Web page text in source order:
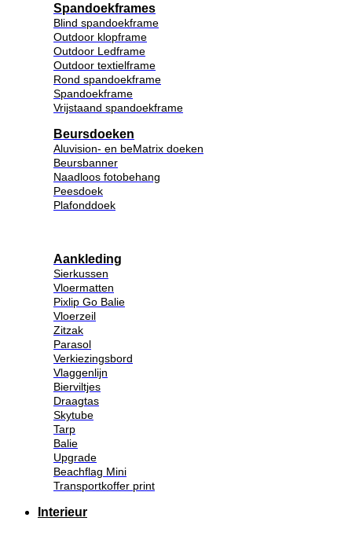
Spandoekframes
Blind spandoekframe
Outdoor klopframe
Outdoor Ledframe
Outdoor textielframe
Rond spandoekframe
Spandoekframe
Vrijstaand spandoekframe
Beursdoeken
Aluvision- en beMatrix doeken
Beursbanner
Naadloos fotobehang
Peesdoek
Plafonddoek
Aankleding
Sierkussen
Vloermatten
Pixlip Go Balie
Vloerzeil
Zitzak
Parasol
Verkiezingsbord
Vlaggenlijn
Bierviltjes
Draagtas
Skytube
Tarp
Balie
Upgrade
Beachflag Mini
Transportkoffer print
Interieur